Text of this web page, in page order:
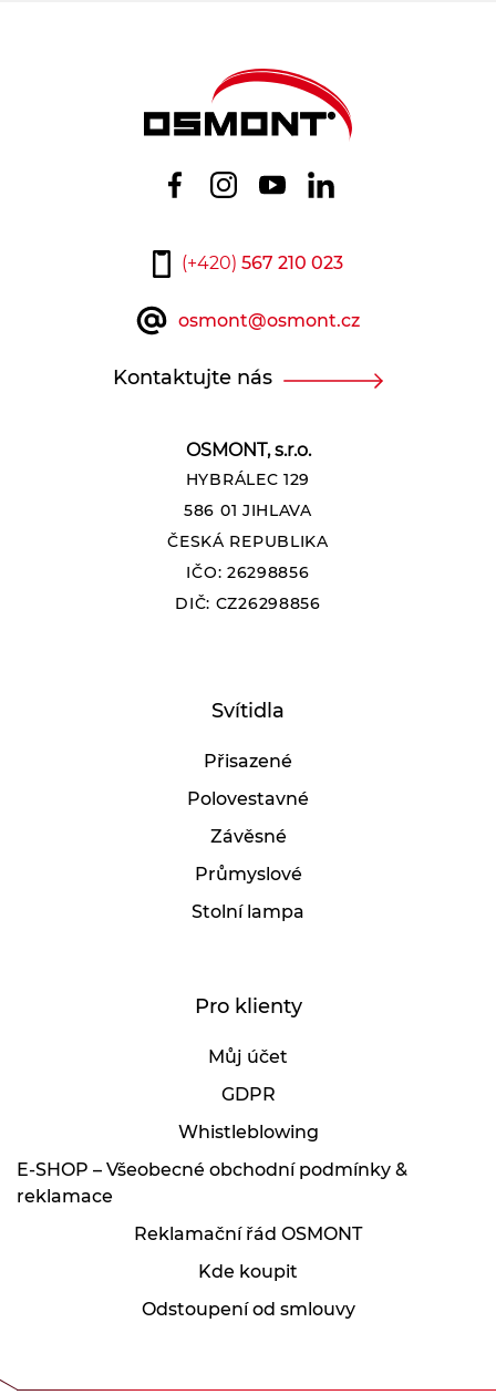
OSMONT, s.r.o.
HYBRÁLEC 129
586 01 JIHLAVA
ČESKÁ REPUBLIKA
IČO: 26298856
DIČ: CZ26298856
Svítidla
Přisazené
Polovestavné
Závěsné
Průmyslové
Stolní lampa
Pro klienty
Můj účet
GDPR
Whistleblowing
E-SHOP – Všeobecné obchodní podmínky &
reklamace
Reklamační řád OSMONT
Kde koupit
Odstoupení od smlouvy
(+420) 567 210 023
osmont@osmont.cz
Kontaktujte nás